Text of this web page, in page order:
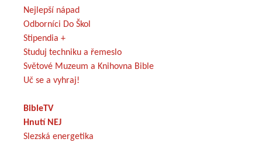
Nejlepší nápad
Odborníci Do Škol
Stipendia +
Studuj techniku a řemeslo
Světové Muzeum a Knihovna Bible
Uč se a vyhraj!
BibleTV
Hnutí NEJ
Slezská energetika